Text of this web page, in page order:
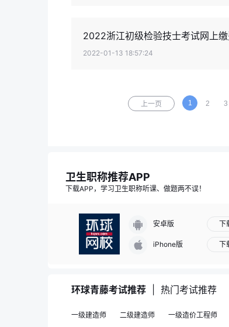
2022浙江初级检验技士考试网上
2022-01-13 18:57:24
上一页 1 2 3
卫生职称推荐APP
下载APP，学习卫生职称听课、做题两不误！
安卓版 下
iPhone版 下
环球青藤考试推荐 热门考试推荐
一级建造师 二级建造师 一级造价工程师